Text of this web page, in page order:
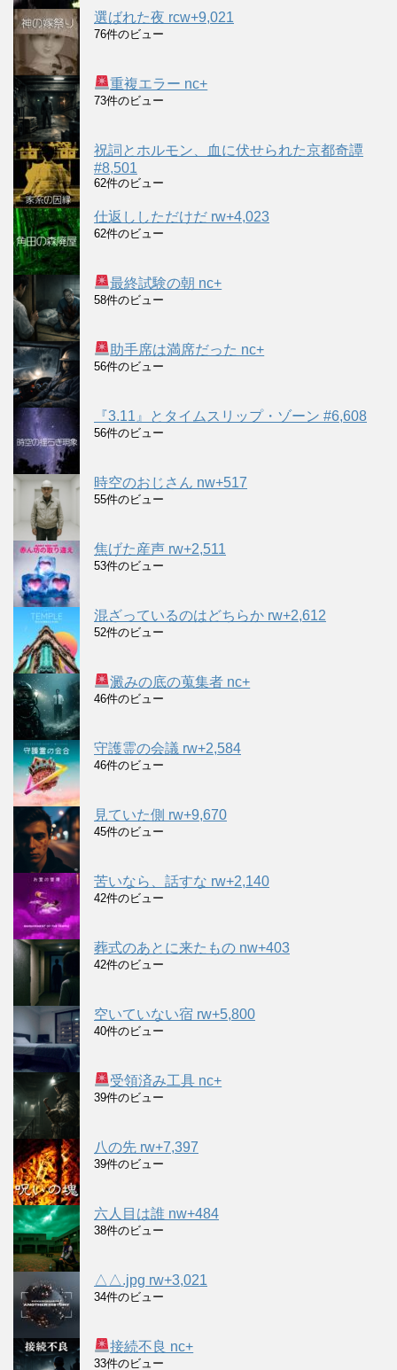
選ばれた夜 rcw+9,021
76件のビュー
重複エラー nc+
73件のビュー
祝詞とホルモン、血に伏せられた京都奇譚
#8,501
62件のビュー
仕返ししただけだ rw+4,023
62件のビュー
最終試験の朝 nc+
58件のビュー
助手席は満席だった nc+
56件のビュー
『3.11』とタイムスリップ・ゾーン #6,608
56件のビュー
時空のおじさん nw+517
55件のビュー
焦げた産声 rw+2,511
53件のビュー
混ざっているのはどちらか rw+2,612
52件のビュー
澱みの底の蒐集者 nc+
46件のビュー
守護霊の会議 rw+2,584
46件のビュー
見ていた側 rw+9,670
45件のビュー
苦いなら、話すな rw+2,140
42件のビュー
葬式のあとに来たもの nw+403
42件のビュー
空いていない宿 rw+5,800
40件のビュー
受領済み工具 nc+
39件のビュー
八の先 rw+7,397
39件のビュー
六人目は誰 nw+484
38件のビュー
△△.jpg rw+3,021
34件のビュー
接続不良 nc+
33件のビュー